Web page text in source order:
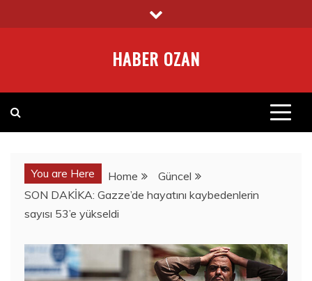
to
HABER OZAN
You are Here Home
Güncel
SON DAKİKA: Gazze’de hayatını kaybedenlerin
sayısı 53’e yükseldi